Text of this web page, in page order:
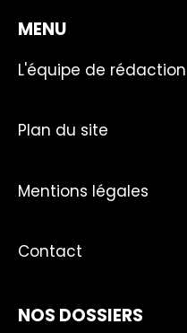
MENU
L'équipe de rédaction
Plan du site
Mentions légales
Contact
NOS DOSSIERS